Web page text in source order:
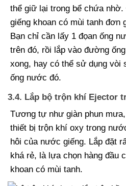
thể giữ lại trong bể chứa
giếng khoan có mùi tanh đơn
Bạn chỉ cần lấy 1 đọan ống
trên đó, rồi lắp vào đường
xong, hay có thể sử dụng vòi
ống nước đó.
3.4. Lắp bộ trộn khí Ejector
Tương tự như giàn phun
thiết bị trộn khí oxy trong
hôi của nước giếng. Lắp đặt
khá rẻ, là lựa chọn hàng đầu
khoan có mùi tanh.